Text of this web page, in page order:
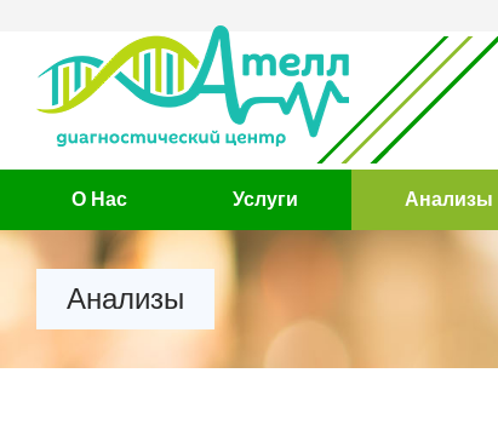
О Нас Услуги Анализы
Анализы